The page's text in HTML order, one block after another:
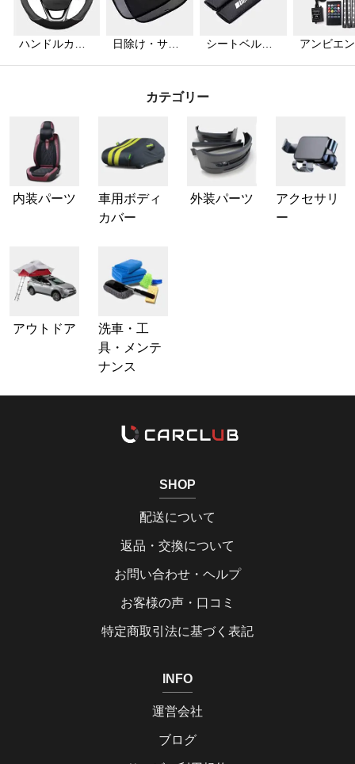
ハンドルカバ
日除け・サン
シートベルト
アンビエ
カテゴリー
内装パーツ
車用ボディ
カバー
外装パーツ
アクセサリ
ー
アウトドア
洗車・工
具・メンテ
ナンス
SHOP
配送について
返品・交換について
お問い合わせ・ヘルプ
お客様の声・口コミ
特定商取引法に基づく表記
INFO
運営会社
ブログ